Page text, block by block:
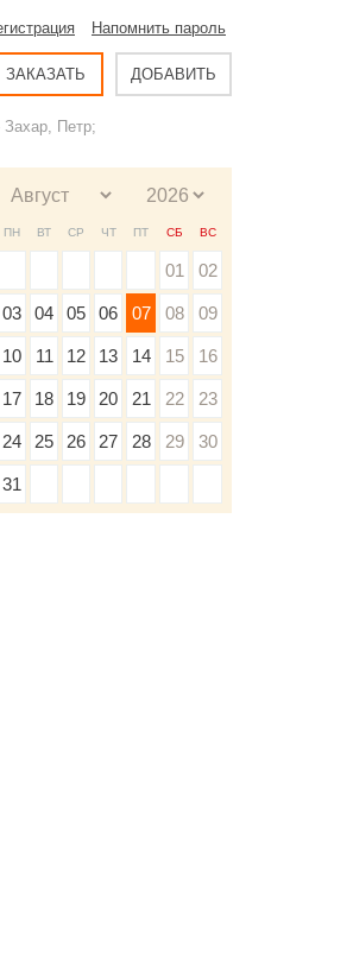
Напомнить пароль
ЗАКАЗАТЬ ДОБАВИТЬ
Захар, Петр;
ПН ВТ СР ЧТ ПТ СБ ВС
01 02
03 04 05 06 07 08 09
10 11 12 13 14 15 16
17 18 19 20 21 22 23
24 25 26 27 28 29 30
31